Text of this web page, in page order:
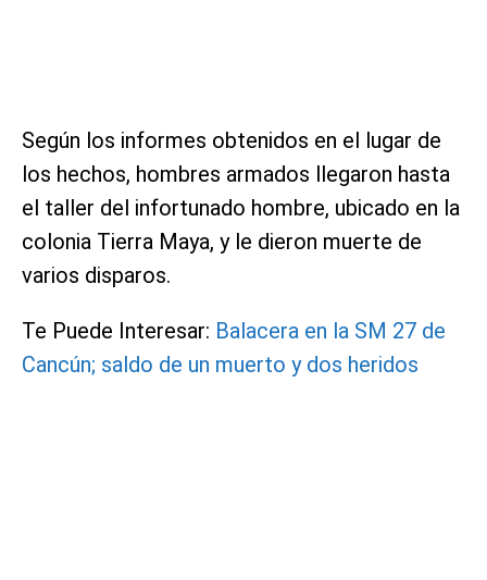
Según los informes obtenidos en el lugar de
los hechos, hombres armados llegaron hasta
el taller del infortunado hombre, ubicado en la
colonia Tierra Maya, y le dieron muerte de
varios disparos.
Te Puede Interesar: Balacera en la SM 27 de
Cancún; saldo de un muerto y dos heridos